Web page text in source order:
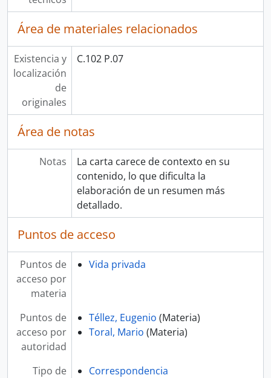
Área de materiales relacionados
Existencia y
localización
de
originales
C.102 P.07
Área de notas
Notas
La carta carece de contexto en su
contenido, lo que dificulta la
elaboración de un resumen más
detallado.
Puntos de acceso
Puntos de
acceso por
materia
Vida privada
Puntos de
acceso por
autoridad
Téllez, Eugenio (Materia)
Toral, Mario (Materia)
Tipo de
Correspondencia